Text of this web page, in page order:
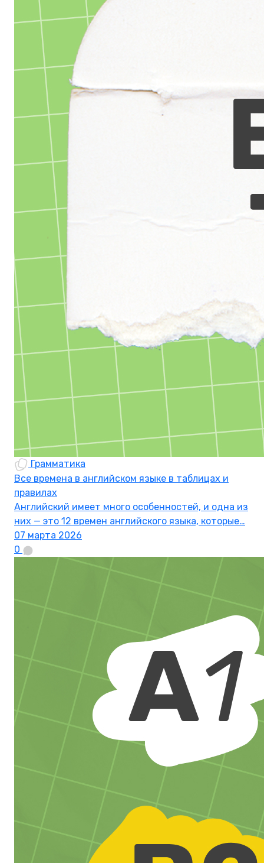
Грамматика
Все времена в английском языке в таблицах и
правилах
Английский имеет много особенностей, и одна из
них — это 12 времен английского языка, которые…
07 марта 2026
0